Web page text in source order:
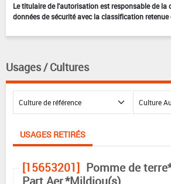
Le titulaire de l'autorisation est responsable de la
données de sécurité avec la classification retenue
Usages / Cultures
USAGES RETIRÉS
[15653201] Pomme de
Part.Aer.*Mildiou(s)